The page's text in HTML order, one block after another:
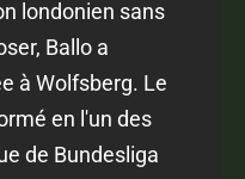
londonien sans
Ballo a
à Wolfsberg. Le
en l'un des
de Bundesliga